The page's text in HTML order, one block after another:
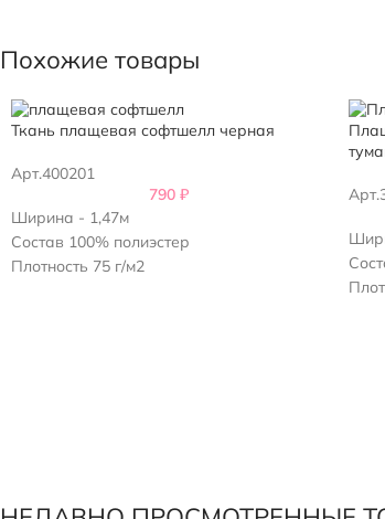
Похожие товары
Ткань плащевая софтшелл черная
Арт.400201
790 ₽
Ширина - 1,47м
Состав 100% полиэстер
Плотность 75 г/м2